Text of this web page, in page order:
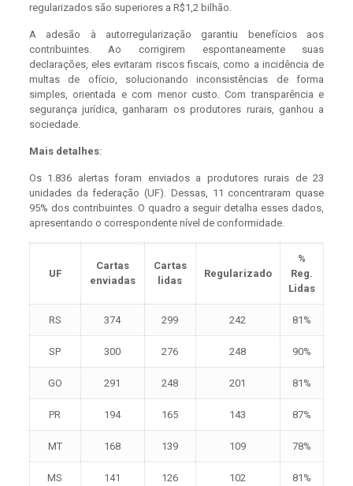
regularizados são superiores a R$1,2 bilhão.
A adesão à autorregularização garantiu benefícios aos
contribuintes. Ao corrigirem espontaneamente suas
declarações, eles evitaram riscos fiscais, como a incidência de
multas de ofício, solucionando inconsistências de forma
simples, orientada e com menor custo. Com transparência e
segurança jurídica, ganharam os produtores rurais, ganhou a
sociedade.
Mais detalhes:
Os 1.836 alertas foram enviados a produtores rurais de 23
unidades da federação (UF). Dessas, 11 concentraram quase
95% dos contribuintes. O quadro a seguir detalha esses dados,
apresentando o correspondente nível de conformidade.
UF
Cartas
enviadas
Cartas
lidas
Regularizado
%
Reg.
Lidas
RS 374 299 242 81%
SP 300 276 248 90%
GO 291 248 201 81%
PR 194 165 143 87%
MT 168 139 109 78%
MS 141 126 102 81%